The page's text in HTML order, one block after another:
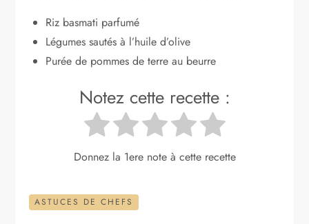
Riz basmati parfumé
Légumes sautés à l’huile d’olive
Purée de pommes de terre au beurre
Notez cette recette :
Donnez la 1ere note à cette recette
ASTUCES DE CHEFS